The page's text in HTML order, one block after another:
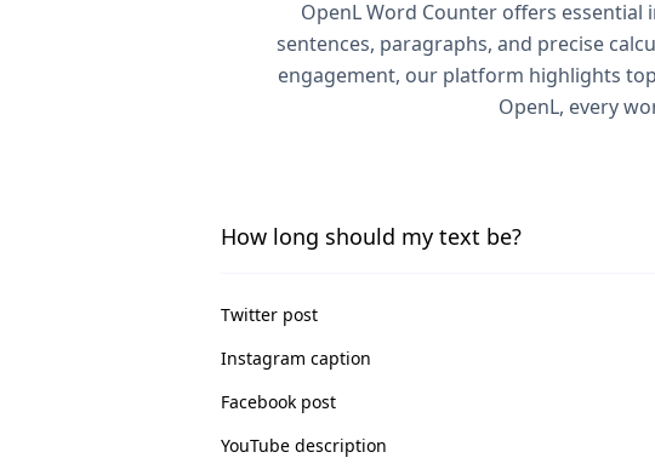
OpenL Word Counter offers
sentences, paragraphs, and precise
engagement, our platform highlights
OpenL, every
How long should my text be?
Twitter post
Instagram caption
Facebook post
YouTube description